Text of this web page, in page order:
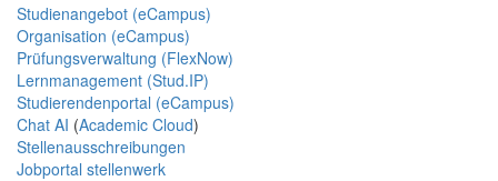
Studienangebot (eCampus)
Organisation (eCampus)
Prüfungsverwaltung (FlexNow)
Lernmanagement (Stud.IP)
Studierendenportal (eCampus)
Chat AI (Academic Cloud)
Stellenausschreibungen
Jobportal stellenwerk